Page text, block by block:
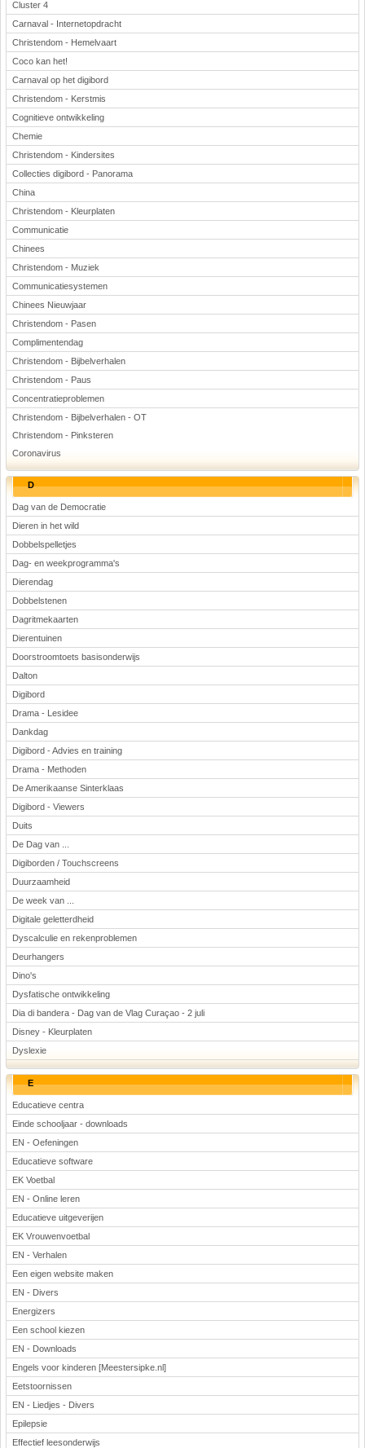
Cluster 4
Carnaval - Internetopdracht
Christendom - Hemelvaart
Coco kan het!
Carnaval op het digibord
Christendom - Kerstmis
Cognitieve ontwikkeling
Chemie
Christendom - Kindersites
Collecties digibord - Panorama
China
Christendom - Kleurplaten
Communicatie
Chinees
Christendom - Muziek
Communicatiesystemen
Chinees Nieuwjaar
Christendom - Pasen
Complimentendag
Christendom - Bijbelverhalen
Christendom - Paus
Concentratieproblemen
Christendom - Bijbelverhalen - OT
Christendom - Pinksteren
Coronavirus
D
Dag van de Democratie
Dieren in het wild
Dobbelspelletjes
Dag- en weekprogramma's
Dierendag
Dobbelstenen
Dagritmekaarten
Dierentuinen
Doorstroomtoets basisonderwijs
Dalton
Digibord
Drama - Lesidee
Dankdag
Digibord - Advies en training
Drama - Methoden
De Amerikaanse Sinterklaas
Digibord - Viewers
Duits
De Dag van ...
Digiborden / Touchscreens
Duurzaamheid
De week van ...
Digitale geletterdheid
Dyscalculie en rekenproblemen
Deurhangers
Dino's
Dysfatische ontwikkeling
Dia di bandera - Dag van de Vlag Curaçao - 2 juli
Disney - Kleurplaten
Dyslexie
E
Educatieve centra
Einde schooljaar - downloads
EN - Oefeningen
Educatieve software
EK Voetbal
EN - Online leren
Educatieve uitgeverijen
EK Vrouwenvoetbal
EN - Verhalen
Een eigen website maken
EN - Divers
Energizers
Een school kiezen
EN - Downloads
Engels voor kinderen [Meestersipke.nl]
Eetstoornissen
EN - Liedjes - Divers
Epilepsie
Effectief leesonderwijs